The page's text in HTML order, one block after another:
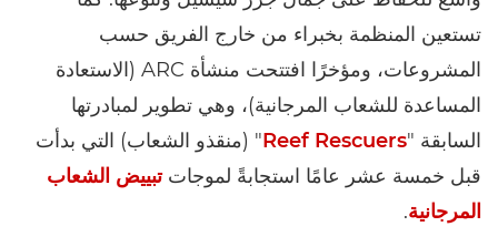
تستعين المنظمة بخبراء من خارج الفريق حسب
المشروعات، ومؤخرًا افتتحت منشأة ARC (الاستعادة
المساعدة للشعاب المرجانية)، وهي تطوير لمبادرتها
السابقة "Reef Rescuers" (منقذو الشعاب) التي بدأت
قبل خمسة عشر عامًا استجابةً لموجاتتبييض الشعاب
المرجانية.